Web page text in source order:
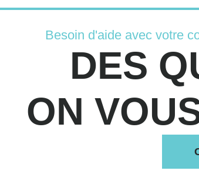
Besoin d'aide avec votre
DES
ON